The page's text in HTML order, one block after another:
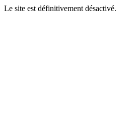
Le site est définitivement désactivé.